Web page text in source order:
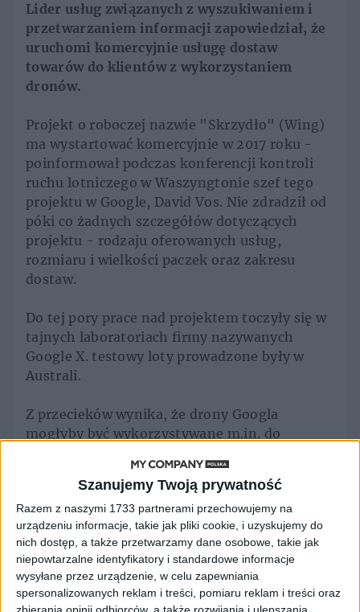
Szanujemy Twoją prywatność
Razem z naszymi 1733 partnerami przechowujemy na
urządzeniu informacje, takie jak pliki cookie, i uzyskujemy do
nich dostęp, a także przetwarzamy dane osobowe, takie jak
niepowtarzalne identyfikatory i standardowe informacje
wysyłane przez urządzenie, w celu zapewniania
spersonalizowanych reklam i treści, pomiaru reklam i treści oraz
zbierania opinii odbiorców, a także rozwijania i ulepszania
Lider usług związanych z wyszukiwaniem i
przetwarzaniem informacji zapowiedział, że
uruchomi komercyjnie usługę dostaw
towarów do klientów z wykorzystaniem
dronów.
Projekt o roboczej nazwie "Skrzydło" (Wing)
ma wystartować komercyjnie w 2017 roku -
poinformował podczas konferencji kontroli
ruchu lotniczego w Waszyngtonie szef tego
projektu w Google, David Vos. Nie zdradził od
póki co żadnych szczegółów dotyczących
projektu - rodzaju oferowanych usług,
rozmiaru i wielkości paczek oraz zakresu
dostaw.
Do tej pory prace nad projektem toczyły się w
tajnych laboratoriach firmy nazywanych
Google X. testowy loty prowadzone były w
Australi.
Z przecieków wynika, że drony Googla
mogłyby być wykorzystywane m.in. do
dostarczania pomocy medycznej. Miałby być
one wyposażone w wyciągarkę, która
pozwalałaby podejmować i dostarczać towary
z powietrza, bez konieczności lądowania
drona na ziemi.
Drony wykorzystuje już komercyjnie Amazon,
który wykorzystuje je do dostarczania paczek